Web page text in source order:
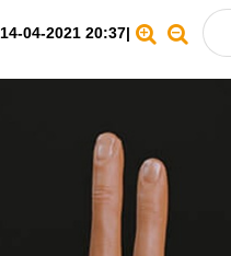
14-04-2021 20:37|